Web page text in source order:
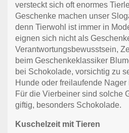
versteckt sich oft enormes
Geschenke machen unser
denn Tierwohl ist immer in
eignen sich nicht als
Verantwortungsbewusstsein,
beim Geschenkeklassiker
bei Schokolade, vorsichtig zu
Hunde oder freilaufende
Für die Vierbeiner sind solche
giftig, besonders Schokolade.
Kuschelzeit mit Tieren